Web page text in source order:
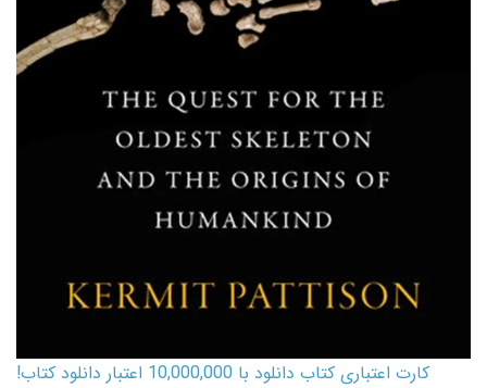
کارت اعتباری کتاب دانلود با 10,000,000 اعتبار دانلود کتاب!